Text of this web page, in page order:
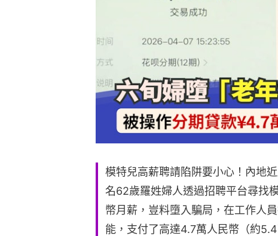
模特兒高薪聘請陷阱要小心！內地
名62歲羅姓婦人透過招聘平台尋找
幣月薪，豈料墮入騙局，在工作人
能，支付了高達4.7萬人民幣（約